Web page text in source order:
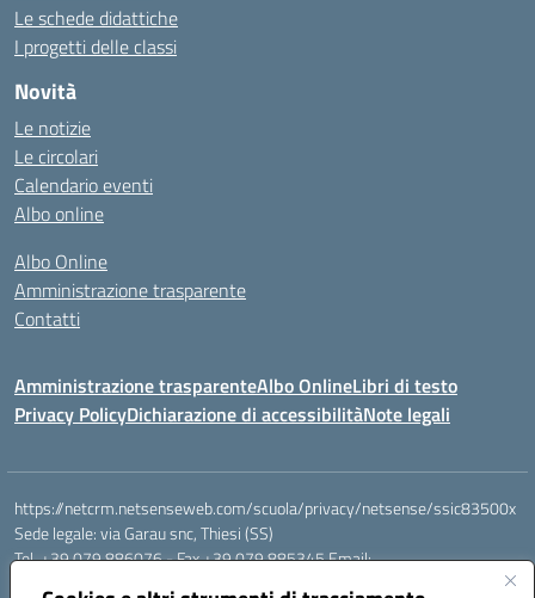
Le schede didattiche
I progetti delle classi
Novità
Le notizie
Le circolari
Calendario eventi
Albo online
Albo Online
Amministrazione trasparente
Contatti
Amministrazione trasparenteAlbo OnlineLibri di testo
Privacy PolicyDichiarazione di accessibilitàNote legali
https://netcrm.netsenseweb.com/scuola/privacy/netsense/ssic83500x
Sede legale: via Garau snc, Thiesi (SS)
Tel. +39 079 886076 - Fax +39 079 885345 Email: